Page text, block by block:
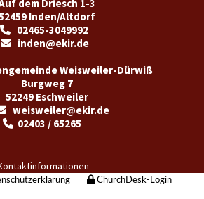
dem Driesch 1-3
Inden/Altdorf
02465-3049992
 inden@ekir.de
Weisweiler-Dürwiß
Burgweg 7
52249 Eschweiler
weisweiler@ekir.de
02403 / 65265
ChurchDesk-Login